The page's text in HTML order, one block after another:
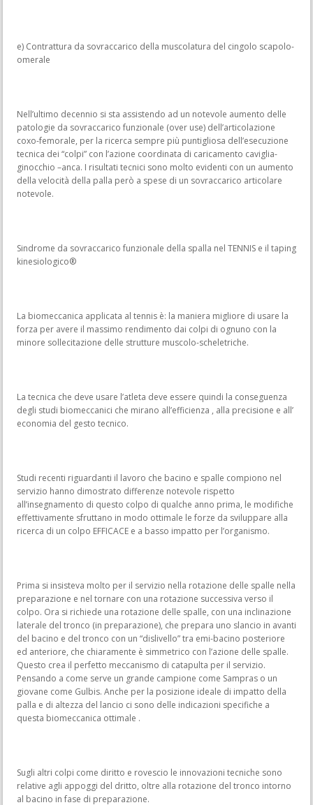
e) Contrattura da sovraccarico della muscolatura del cingolo scapolo-
omerale
Nell’ultimo decennio si sta assistendo ad un notevole aumento delle
patologie da sovraccarico funzionale (over use) dell’articolazione
coxo-femorale, per la ricerca sempre più puntigliosa dell’esecuzione
tecnica dei “colpi” con l’azione coordinata di caricamento caviglia-
ginocchio –anca. I risultati tecnici sono molto evidenti con un aumento
della velocità della palla però a spese di un sovraccarico articolare
notevole.
Sindrome da sovraccarico funzionale della spalla nel TENNIS e il taping
kinesiologico®
La biomeccanica applicata al tennis è: la maniera migliore di usare la
forza per avere il massimo rendimento dai colpi di ognuno con la
minore sollecitazione delle strutture muscolo-scheletriche.
La tecnica che deve usare l’atleta deve essere quindi la conseguenza
degli studi biomeccanici che mirano all’efficienza , alla precisione e all’
economia del gesto tecnico.
Studi recenti riguardanti il lavoro che bacino e spalle compiono nel
servizio hanno dimostrato differenze notevole rispetto
all’insegnamento di questo colpo di qualche anno prima, le modifiche
effettivamente sfruttano in modo ottimale le forze da sviluppare alla
ricerca di un colpo EFFICACE e a basso impatto per l’organismo.
Prima si insisteva molto per il servizio nella rotazione delle spalle nella
preparazione e nel tornare con una rotazione successiva verso il
colpo. Ora si richiede una rotazione delle spalle, con una inclinazione
laterale del tronco (in preparazione), che prepara uno slancio in avanti
del bacino e del tronco con un “dislivello” tra emi-bacino posteriore
ed anteriore, che chiaramente è simmetrico con l’azione delle spalle.
Questo crea il perfetto meccanismo di catapulta per il servizio.
Pensando a come serve un grande campione come Sampras o un
giovane come Gulbis. Anche per la posizione ideale di impatto della
palla e di altezza del lancio ci sono delle indicazioni specifiche a
questa biomeccanica ottimale .
Sugli altri colpi come diritto e rovescio le innovazioni tecniche sono
relative agli appoggi del dritto, oltre alla rotazione del tronco intorno
al bacino in fase di preparazione.